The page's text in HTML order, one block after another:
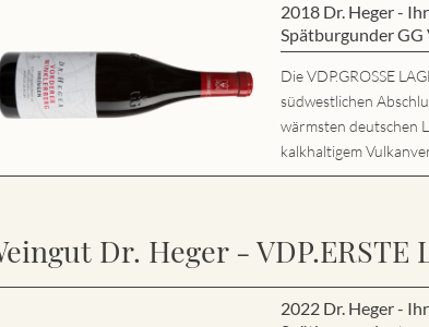
2018 Dr. Heger -
Spätburgunder GG
Die VDP.GROSSE
südwestlichen
wärmsten deutschen
kalkhaltigem
Dr. Heger - VDP.ERSTE
2022 Dr. Heger -